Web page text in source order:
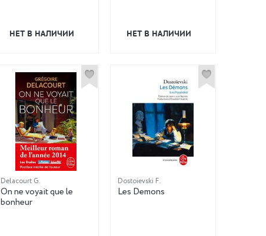
НЕТ В НАЛИЧИИ НЕТ В НАЛИЧИИ
Delacourt G.
On ne voyait que le
bonheur
Dostoievski F.
Les Demons